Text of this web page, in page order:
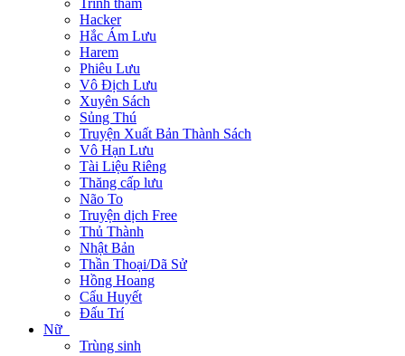
Trinh thám
Hacker
Hắc Ám Lưu
Harem
Phiêu Lưu
Vô Địch Lưu
Xuyên Sách
Sủng Thú
Truyện Xuất Bản Thành Sách
Vô Hạn Lưu
Tài Liệu Riêng
Thăng cấp lưu
Não To
Truyện dịch Free
Thủ Thành
Nhật Bản
Thần Thoại/Dã Sử
Hồng Hoang
Cẩu Huyết
Đấu Trí
Nữ
Trùng sinh